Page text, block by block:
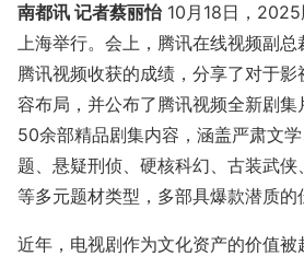
南都讯 记者蔡丽怡 10月18日，
上海举行。会上，腾讯在线视频副
腾讯视频收获的成绩，分享了对于
容布局，并公布了腾讯视频全新剧集
50余部精品剧集内容，涵盖严肃文
题、悬疑刑侦、硬核科幻、古装武
等多元题材类型，多部具爆款潜质的
近年，电视剧作为文化资产的价值被